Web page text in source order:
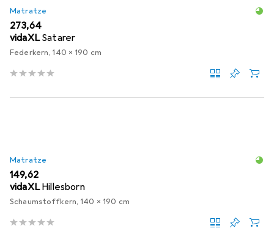
Matratze
EUR
273,64
vidaXL Satarer
Federkern, 140 x 190 cm
Matratze
EUR
149,62
vidaXL Hillesborn
Schaumstoffkern, 140 x 190 cm